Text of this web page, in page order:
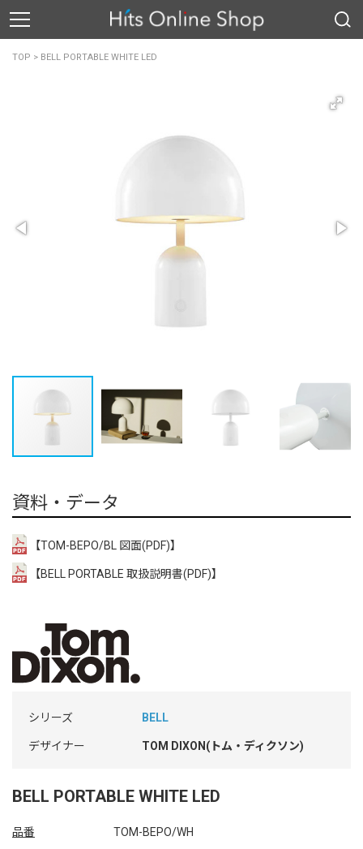
TOP > BELL PORTABLE WHITE LED
BELL PORTABLE WHITE LED
シリーズ BELL
デザイナー TOM DIXON(トム・ディクソン)
品番
TOM-BEPO/WH
資料・データ
【TOM-BEPO/BL 図面(PDF)】
【BELL PORTABLE 取扱説明書(PDF)】